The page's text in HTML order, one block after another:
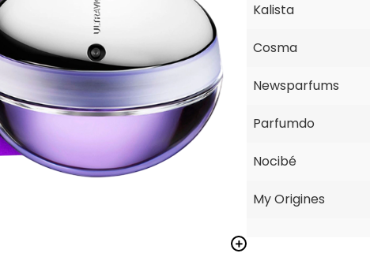
Kalista
Cosma
Newsparfums
Parfumdo
Nocibé
My Origines